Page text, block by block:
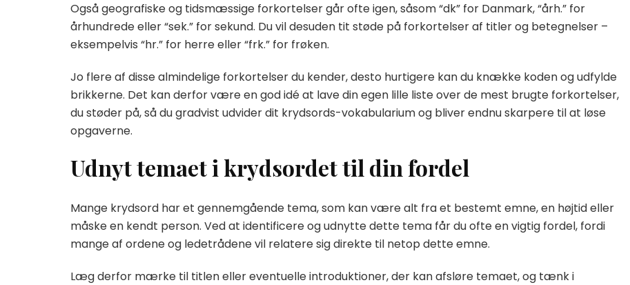
Også geografiske og tidsmæssige forkortelser går ofte igen, såsom “dk” for Danmark, “årh.” for
århundrede eller “sek.” for sekund. Du vil desuden tit støde på forkortelser af titler og betegnelser –
eksempelvis “hr.” for herre eller “frk.” for frøken.
Jo flere af disse almindelige forkortelser du kender, desto hurtigere kan du knække koden og udfylde
brikkerne. Det kan derfor være en god idé at lave din egen lille liste over de mest brugte forkortelser,
du støder på, så du gradvist udvider dit krydsords-vokabularium og bliver endnu skarpere til at løse
opgaverne.
Udnyt temaet i krydsordet til din fordel
Mange krydsord har et gennemgående tema, som kan være alt fra et bestemt emne, en højtid eller
måske en kendt person. Ved at identificere og udnytte dette tema får du ofte en vigtig fordel, fordi
mange af ordene og ledetrådene vil relatere sig direkte til netop dette emne.
Læg derfor mærke til titlen eller eventuelle introduktioner, der kan afsløre temaet, og tænk i